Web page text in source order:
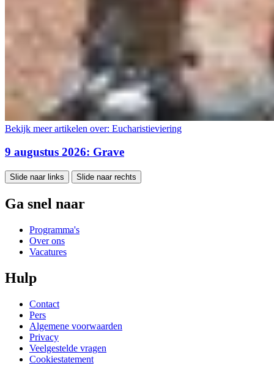
Bekijk meer artikelen over: Eucharistieviering
9 augustus 2026: Grave
Slide naar links Slide naar rechts
Ga snel naar
Programma's
Over ons
Vacatures
Hulp
Contact
Pers
Algemene voorwaarden
Privacy
Veelgestelde vragen
Cookiestatement